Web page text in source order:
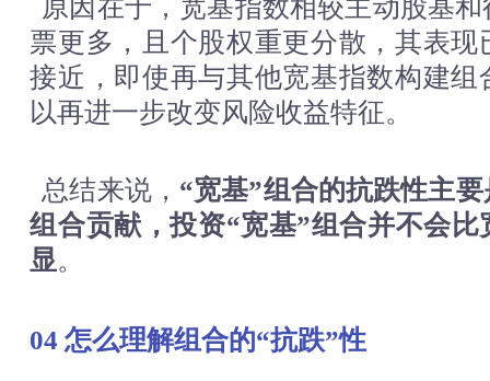
原因在于，宽基指数相较主动股基
票更多，且个股权重更分散，其表现
接近，即使再与其他宽基指数构建组
以再进一步改变风险收益特征。
总结来说， “宽基”组合的抗跌性主
组合贡献，投资“宽基”组合并不会
显。
04 怎么理解组合的“抗跌”性